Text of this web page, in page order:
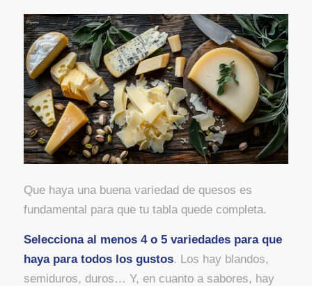
Que haya una buena variedad de quesos es
fundamental para que tu tabla quede completa.
Selecciona al menos 4 o 5 variedades para que
haya para todos los gustos. Los hay blandos,
semiduros, duros… Y, en cuanto a sabores, hay